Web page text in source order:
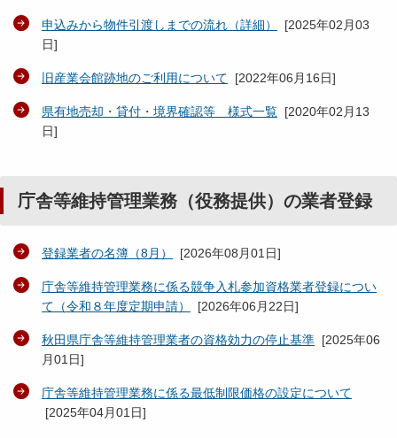
申込みから物件引渡しまでの流れ（詳細） [2025年02月03
日]
旧産業会館跡地のご利用について [2022年06月16日]
県有地売却・貸付・境界確認等 様式一覧 [2020年02月13
日]
庁舎等維持管理業務（役務提供）の業者登録
登録業者の名簿（8月） [2026年08月01日]
庁舎等維持管理業務に係る競争入札参加資格業者登録につい
て（令和８年度定期申請）
[2026年06月22日]
秋田県庁舎等維持管理業者の資格効力の停止基準 [2025年06
月01日]
庁舎等維持管理業務に係る最低制限価格の設定について
[2025年04月01日]